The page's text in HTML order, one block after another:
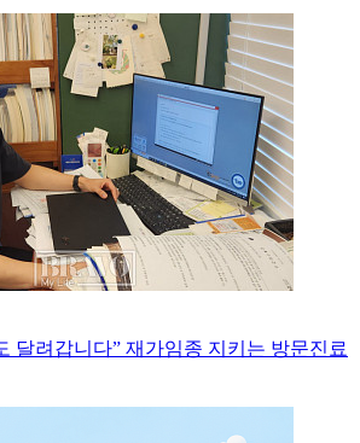
달려갑니다” 재가임종 지키는 방문진료